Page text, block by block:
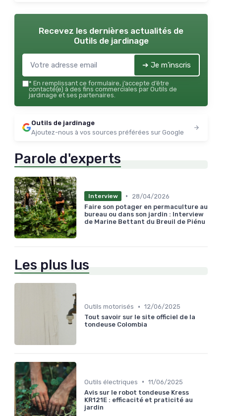
Recevez les dernières actualités de
Outils de jardinage
➔ Je m'inscris
* En remplissant ce formulaire, j’accepte d’être
contacté(e) à des fins commerciales par Outils de
jardinage et ses partenaires.
Outils de jardinage
Ajoutez-nous à vos sources préférées sur Google
Parole d'experts
Interview •
28/04/2026
Faire son potager en permaculture au
bureau ou dans son jardin : Interview
de Marine Bettant du Breuil de Piénu
Les plus lus
Outils motorisés • 12/06/2025
Tout savoir sur le site officiel de la
tondeuse Colombia
Outils électriques • 11/06/2025
Avis sur le robot tondeuse Kress
KR121E : efficacité et praticité au
jardin